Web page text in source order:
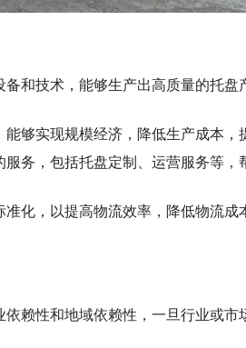
备和技术，能够生产出高质量的托
够实现规模经济，降低生产成本，
服务，包括托盘定制、运营服务等
准化，以提高物流效率，降低物流
依赖性和地域依赖性，一旦行业或